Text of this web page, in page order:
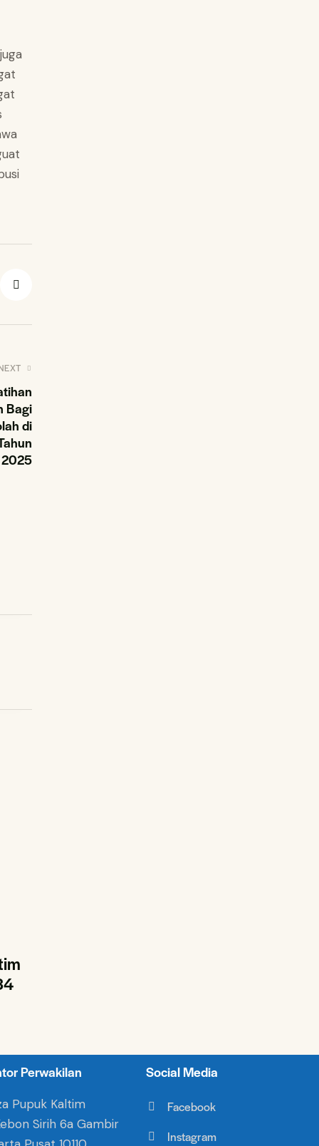
Bagi
di
2025
Perwakilan
Pupuk Kaltim
Sirih 6a Gambir
Social Media
Facebook
Instagram